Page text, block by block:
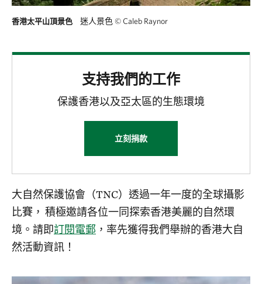
香港太平山頂景色 迷人景色©Caleb Raynor
支持我們的工作
保護香港以及亞太區的生態環境
立刻捐款
大自然保護協會（TNC）透過一年一度的全球攝影
比賽， 積極邀請各位一同探索香港美麗的自然環
境。請即訂閱電郵 ，率先獲得我們舉辦的香港大自
然活動資訊！